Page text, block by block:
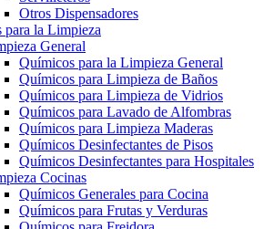
Otros Dispensadores
para la Limpieza
General
Químicos para la Limpieza General
Químicos para Limpieza de Baños
Químicos para Limpieza de Vidrios
Químicos para Lavado de Alfombras
Químicos para Limpieza Maderas
Químicos Desinfectantes de Pisos
Químicos Desinfectantes para Hospitales
Cocinas
Químicos Generales para Cocina
Químicos para Frutas y Verduras